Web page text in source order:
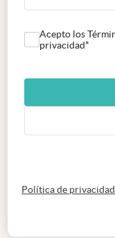
Acepto los
privacidad*
Política de privacidad